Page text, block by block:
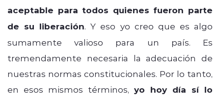
aceptable para todos quienes fueron parte
de su liberación. Y eso yo creo que es algo
sumamente valioso para un país. Es
tremendamente necesaria la adecuación de
nuestras normas constitucionales. Por lo tanto,
en esos mismos términos, yo hoy día sí lo